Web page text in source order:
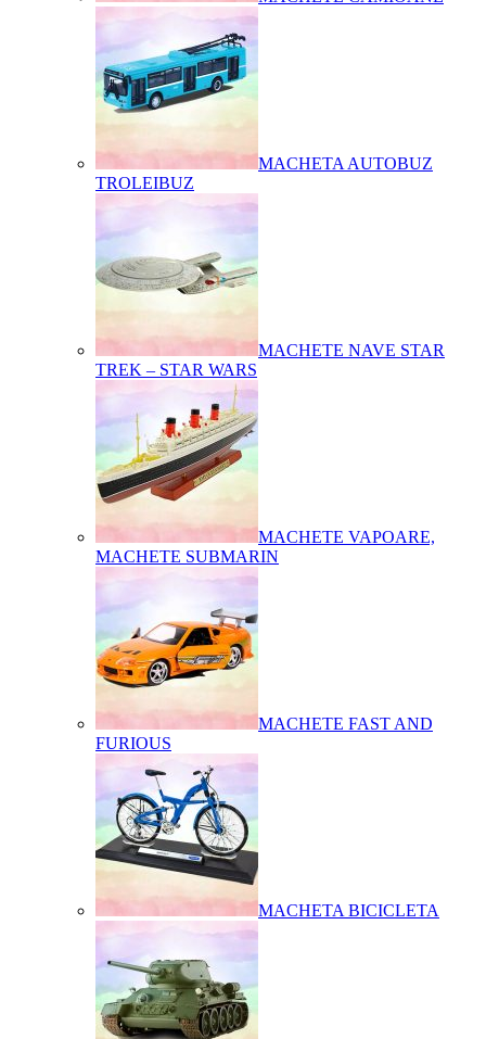
MACHETA AUTOBUZ
TROLEIBUZ
MACHETE NAVE STAR
TREK – STAR WARS
MACHETE VAPOARE,
MACHETE SUBMARIN
MACHETE FAST AND
FURIOUS
MACHETA BICICLETA